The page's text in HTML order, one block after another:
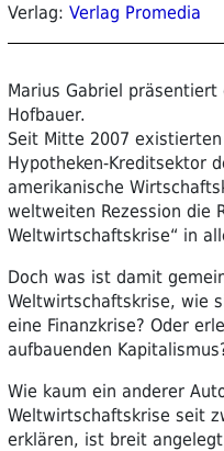
Verlag: Verlag Promedia
Marius Gabriel
Hofbauer.
Seit Mitte 2007
Hypotheken-Kreditsektor
amerikanische
weltweiten Rezession die
Weltwirtschaftskrise“ in
Doch was ist damit
Weltwirtschaftskrise, wie
eine Finanzkrise? Oder
aufbauenden
Wie kaum ein anderer
Weltwirtschaftskrise seit
erklären, ist breit